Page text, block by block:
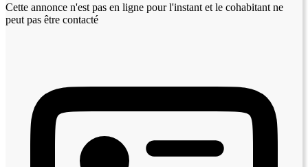
Cette annonce n'est pas en ligne pour l'instant et le cohabitant ne
peut pas être contacté